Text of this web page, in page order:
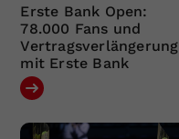
Erste Bank Open:
78.000 Fans und
Vertragsverlängerung
mit Erste Bank